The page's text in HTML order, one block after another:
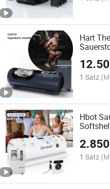
Hart
1 Satz
Hbot
1 Satz